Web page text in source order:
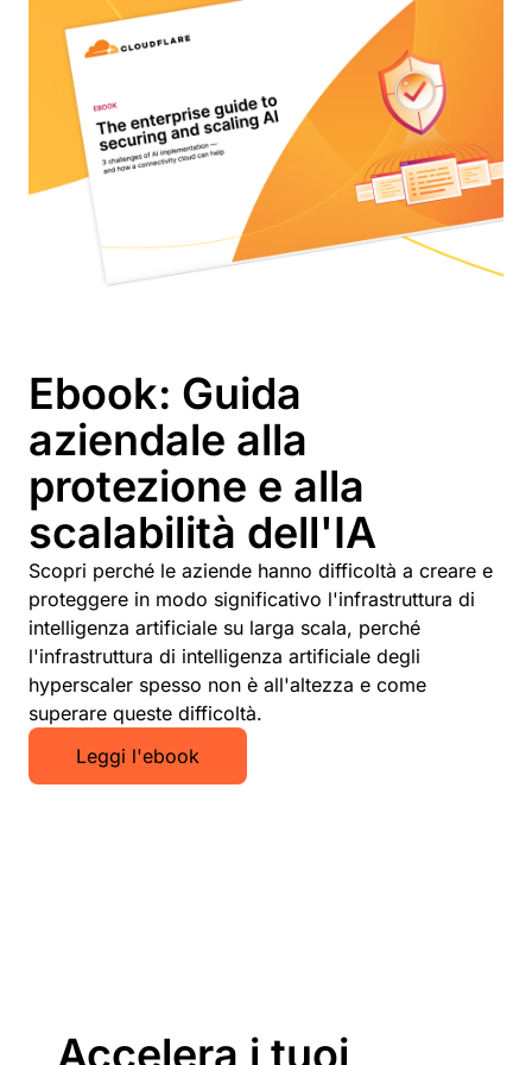
Ebook: Guida
aziendale alla
protezione e alla
scalabilità dell'IA
Scopri perché le aziende hanno difficoltà a creare e
proteggere in modo significativo l'infrastruttura di
intelligenza artificiale su larga scala, perché
l'infrastruttura di intelligenza artificiale degli
hyperscaler spesso non è all'altezza e come
superare queste difficoltà.
Leggi l'ebook